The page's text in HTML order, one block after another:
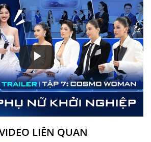
Play
Video
LIÊN QUAN